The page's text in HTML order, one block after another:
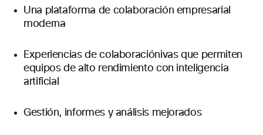
Una plataforma de colaboración empresarial
moderna
Experiencias de colaboraciónivas que permiten
equipos de alto rendimiento con inteligencia
artificial
Gestión, informes y análisis mejorados